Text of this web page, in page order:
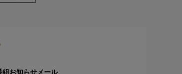
組お知らせメール